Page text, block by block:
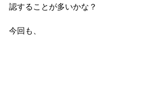
認することが多いかな？
今回も、